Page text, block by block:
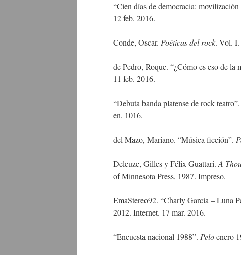
“Cien días de democracia:
12 feb. 2016.
Conde, Oscar. Poéticas del rock. Vol. I.
de Pedro, Roque. “¿Cómo es eso de la
11 feb. 2016.
“Debuta banda platense de rock teatro”.
en. 1016.
del Mazo, Mariano. “Música ficción”.
Deleuze, Gilles y Félix Guattari. A
of Minnesota Press, 1987. Impreso.
EmaStereo92. “Charly García – Luna
2012. Internet. 17 mar. 2016.
“Encuesta nacional 1988”. Peloenero